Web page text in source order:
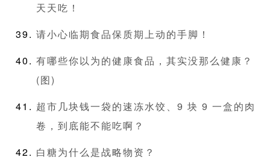
天天吃！
请小心临期食品保质期上动的手脚！
有哪些你以为的健康食品，其实没那么健康？
(图)
超市几块钱一袋的速冻水饺、9 块 9 一盒的肉
卷，到底能不能吃啊？
白糖为什么是战略物资？